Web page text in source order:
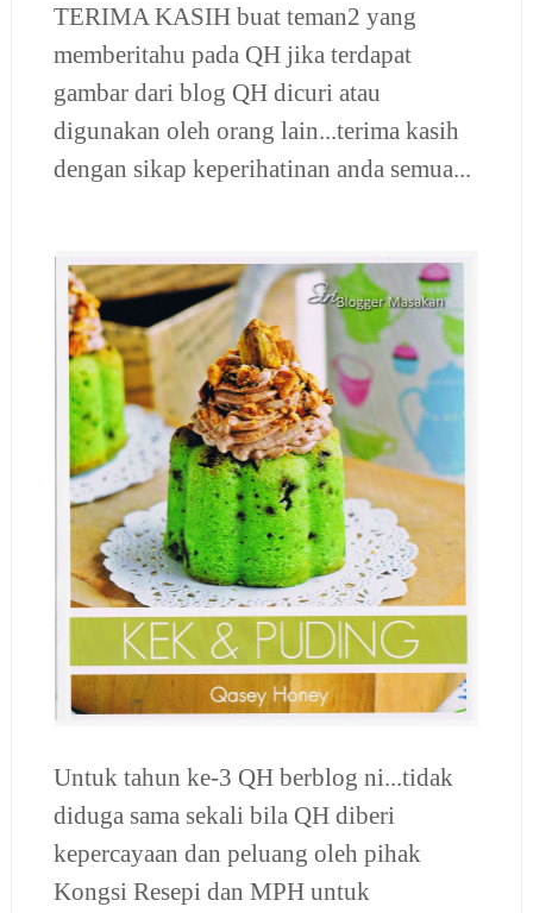
TERIMA KASIH buat teman2 yang
memberitahu pada QH jika terdapat
gambar dari blog QH dicuri atau
digunakan oleh orang lain...terima kasih
dengan sikap keperihatinan anda semua...
Untuk tahun ke-3 QH berblog ni...tidak
diduga sama sekali bila QH diberi
kepercayaan dan peluang oleh pihak
Kongsi Resepi dan MPH untuk